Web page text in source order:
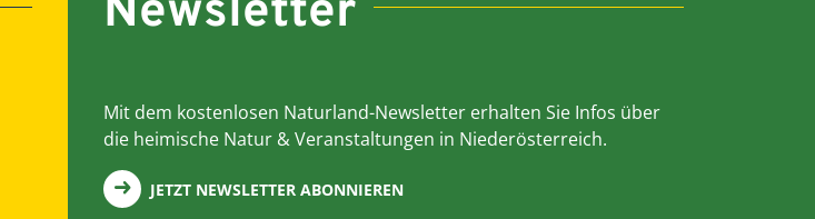
Newsletter
Mit dem kostenlosen Naturland-Newsletter erhalten Sie Infos über
die heimische Natur & Veranstaltungen in Niederösterreich.
JETZT NEWSLETTER ABONNIEREN